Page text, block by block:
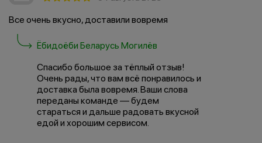
Все очень вкусно, доставили вовремя
Ёбидоёби Беларусь Могилёв
Спасибо большое за тёплый отзыв!
Очень рады, что вам всё понравилось и
доставка была вовремя. Ваши слова
переданы команде — будем
стараться и дальше радовать вкусной
едой и хорошим сервисом.